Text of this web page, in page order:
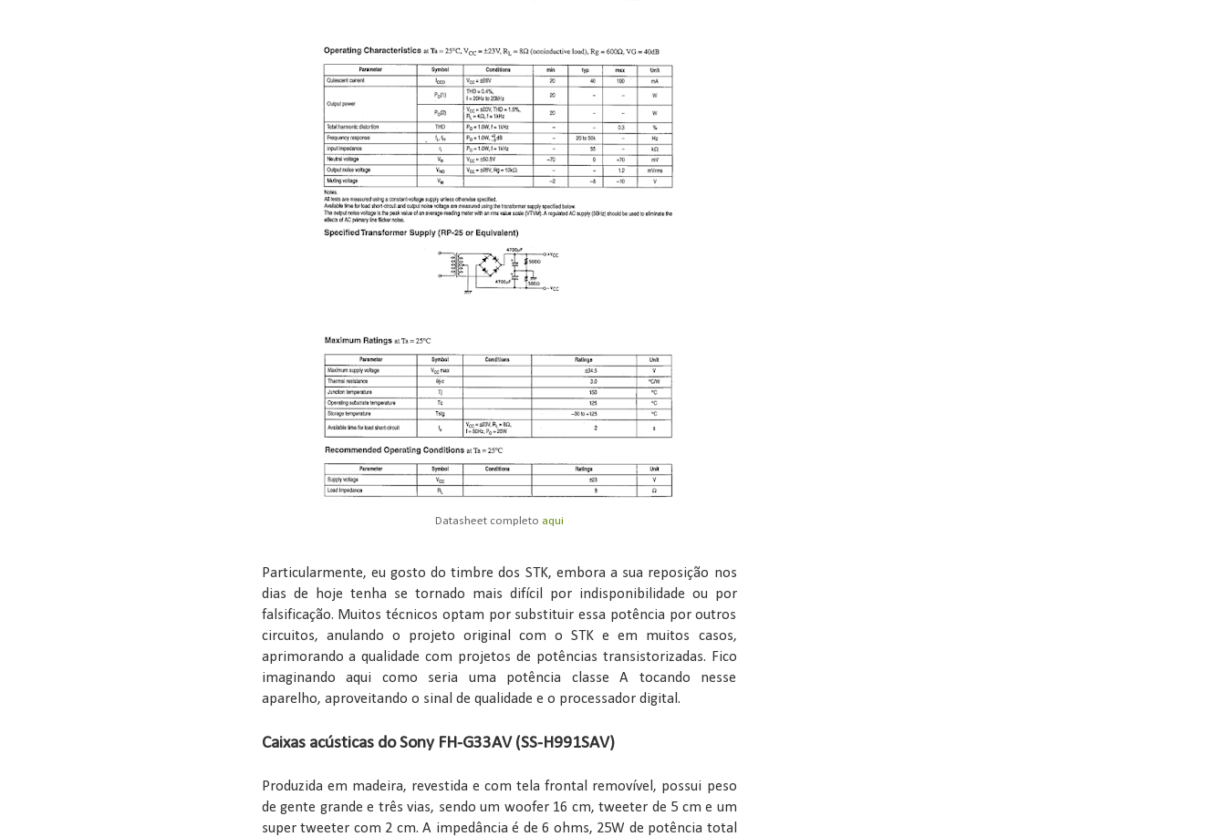
Datasheet completo aqui
Particularmente, eu gosto do timbre dos STK, embora a sua reposição nos
dias de hoje tenha se tornado mais difícil por indisponibilidade ou por
falsificação. Muitos técnicos optam por substituir essa potência por outros
circuitos, anulando o projeto original com o STK e em muitos casos,
aprimorando a qualidade com projetos de potências transistorizadas. Fico
imaginando aqui como seria uma potência classe A tocando nesse
aparelho, aproveitando o sinal de qualidade e o processador digital.
Caixas acústicas do Sony FH-G33AV (SS-H991SAV)
Produzida em madeira, revestida e com tela frontal removível, possui peso
de gente grande e três vias, sendo um woofer 16 cm, tweeter de 5 cm e um
super tweeter com 2 cm. A impedância é de 6 ohms, 25W de potência total